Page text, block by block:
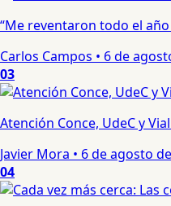
“Me reventaron todo el
Carlos Campos • 6 de
03
Atención Conce, UdeC y
Javier Mora • 6 de agosto
04